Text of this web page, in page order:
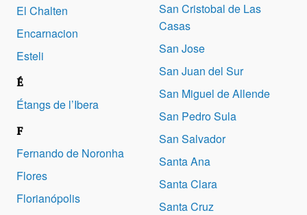
El Chalten
Encarnacion
Esteli
É
Étangs de l’Ibera
F
Fernando de Noronha
Flores
Florianópolis
San Cristobal de Las
Casas
San Jose
San Juan del Sur
San Miguel de Allende
San Pedro Sula
San Salvador
Santa Ana
Santa Clara
Santa Cruz